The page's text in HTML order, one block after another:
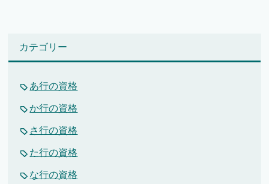
カテゴリー
あ行の資格
か行の資格
さ行の資格
た行の資格
な行の資格